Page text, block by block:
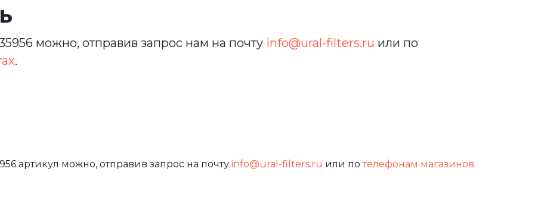
можно, отправив запрос нам на почту info@ural-filters.ru или по
.
артикул можно, отправив запрос на почту info@ural-filters.ru или потелефонам магазинов